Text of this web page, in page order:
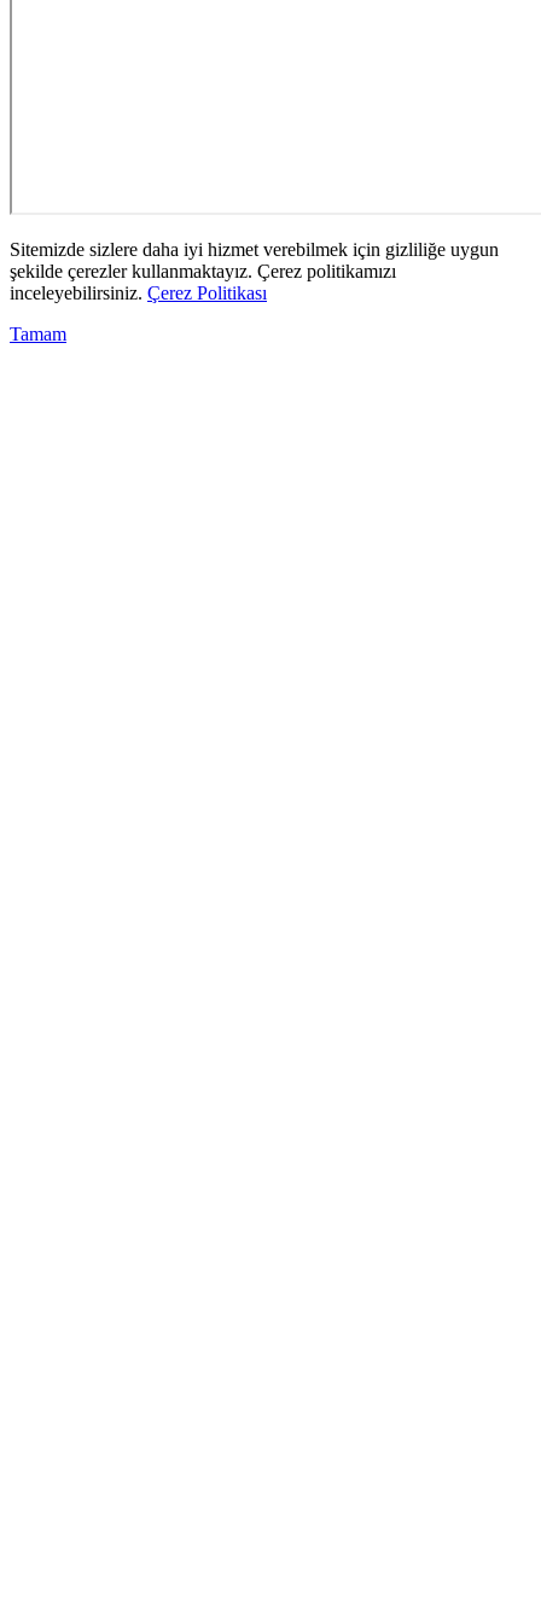
Sitemizde sizlere daha iyi hizmet verebilmek için gizliliğe uygun
şekilde çerezler kullanmaktayız. Çerez politikamızı
inceleyebilirsiniz. Çerez Politikası
Tamam